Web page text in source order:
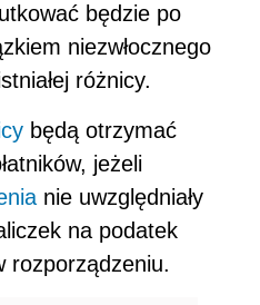
będzie po
niezwłocznego
różnicy.
będą otrzymać
jeżeli
nie uwzględniały
na podatek
rozporządzeniu.